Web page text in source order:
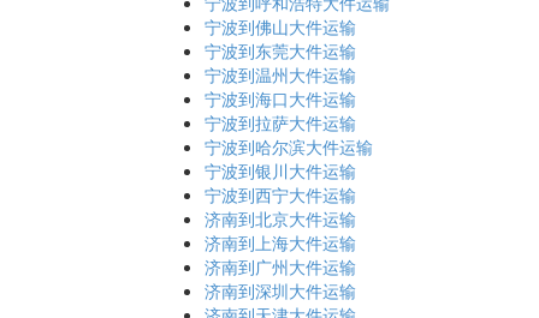
宁波到佛山大件运输
宁波到东莞大件运输
宁波到温州大件运输
宁波到海口大件运输
宁波到拉萨大件运输
宁波到哈尔滨大件运输
宁波到银川大件运输
宁波到西宁大件运输
济南到北京大件运输
济南到上海大件运输
济南到广州大件运输
济南到深圳大件运输